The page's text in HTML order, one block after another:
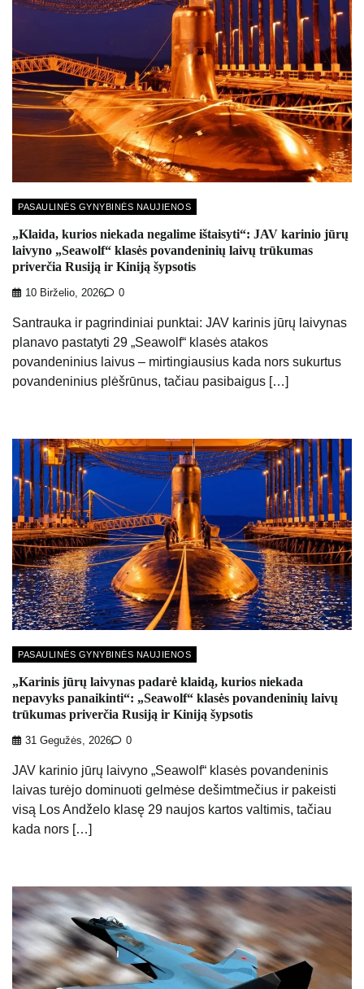
PASAULINĖS GYNYBINĖS NAUJIENOS
„Klaida, kurios niekada negalime ištaisyti“: JAV karinio jūrų
laivyno „Seawolf“ klasės povandeninių laivų trūkumas
priverčia Rusiją ir Kiniją šypsotis
10 Birželio, 2026 0
Santrauka ir pagrindiniai punktai: JAV karinis jūrų laivynas
planavo pastatyti 29 „Seawolf“ klasės atakos
povandeninius laivus – mirtingiausius kada nors sukurtus
povandeninius plėšrūnus, tačiau pasibaigus […]
PASAULINĖS GYNYBINĖS NAUJIENOS
„Karinis jūrų laivynas padarė klaidą, kurios niekada
nepavyks panaikinti“: „Seawolf“ klasės povandeninių laivų
trūkumas priverčia Rusiją ir Kiniją šypsotis
31 Gegužės, 2026 0
JAV karinio jūrų laivyno „Seawolf“ klasės povandeninis
laivas turėjo dominuoti gelmėse dešimtmečius ir pakeisti
visą Los Andželo klasę 29 naujos kartos valtimis, tačiau
kada nors […]